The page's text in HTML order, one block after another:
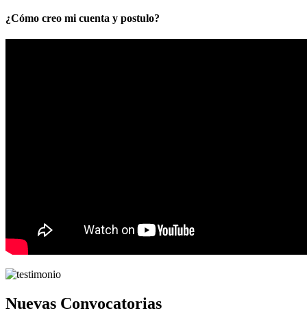
¿Cómo creo mi cuenta y postulo?
Nuevas Convocatorias